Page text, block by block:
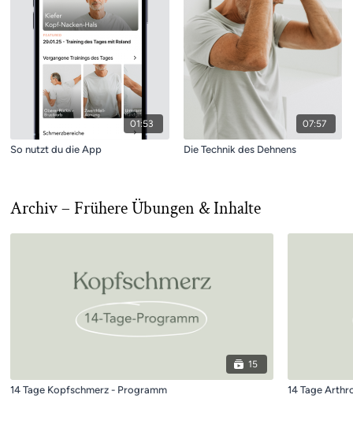
01:53
So nutzt du die App
07:57
Die Technik des Dehnens
Archiv – Frühere Übungen & Inhalte
15
14 Tage Kopfschmerz - Programm 14 Tage